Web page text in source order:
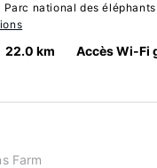
national des éléphants
22.0 km Accès Wi-Fi
Farm